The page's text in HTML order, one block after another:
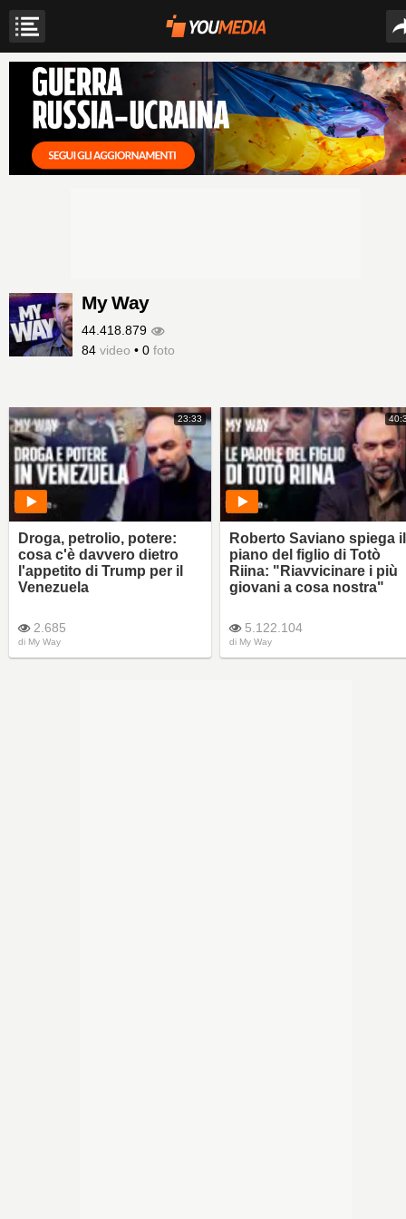
My Way
44.418.879
84 video • 0 foto
23:33
Droga, petrolio, potere:
cosa c'è davvero dietro
l'appetito di Trump per il
Venezuela
2.685
di My Way
Roberto Saviano spiega il
piano del figlio di Totò
Riina: "Riavvicinare i più
giovani a cosa nostra"
5.122.104
di My Way